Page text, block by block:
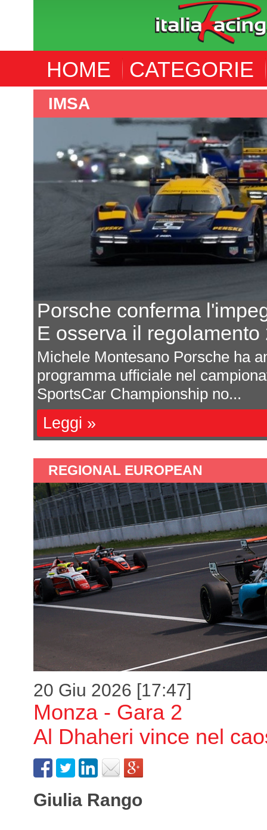
HOME CATEGORIE
2027
del WEC
che il
WeatherTech
Portland -
Rosenqvist
Carlo Luciani A
appuntamento di
nuovamente in pista
REGIONAL EUROPEAN
20 Giu 2026 [17:47]
Monza - Gara 2
Al Dhaheri vince nel
Giulia Rango